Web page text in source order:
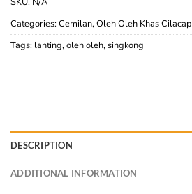
Categories: Cemilan,Oleh Oleh Khas Cilacap
Tags: lanting,oleh oleh,singkong
DESCRIPTION
ADDITIONAL INFORMATION